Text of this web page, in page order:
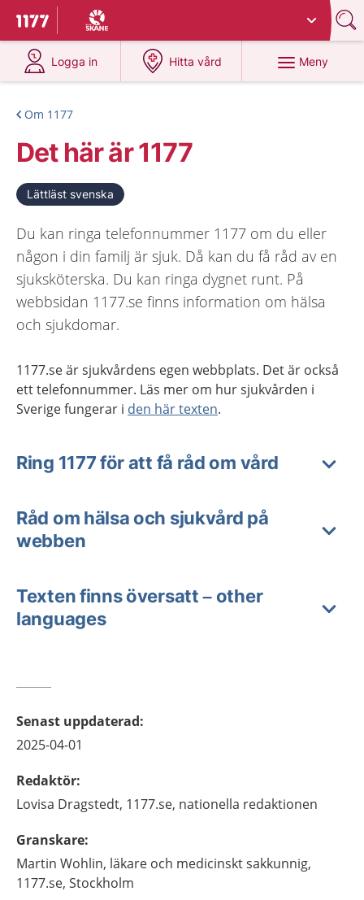
Till startsidan för 1177
Du har valt region
Logga in
på 1177.se
Hitta vård
på 1177.se
Meny
Om 1177
Det här är 1177
Lättläst svenska
Du kan ringa telefonnummer 1177 om du eller
någon i din familj är sjuk. Då kan du få råd av en
sjuksköterska. Du kan ringa dygnet runt. På
webbsidan 1177.se finns information om hälsa
och sjukdomar.
1177.se är sjukvårdens egen webbplats. Det är också
ett telefonnummer. Läs mer om hur sjukvården i
Sverige fungerar i den här texten.
Ring 1177 för att få råd om vård
Råd om hälsa och sjukvård på
webben
Texten finns översatt – other
languages
Senast uppdaterad:
2025-04-01
Redaktör:
Lovisa Dragstedt, 1177.se, nationella redaktionen
Granskare:
Martin Wohlin, läkare och medicinskt sakkunnig,
1177.se, Stockholm